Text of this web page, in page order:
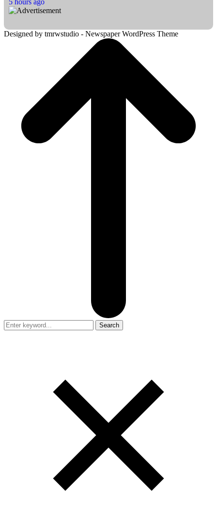
Designed by tmrwstudio - Newspaper WordPress Theme
Search